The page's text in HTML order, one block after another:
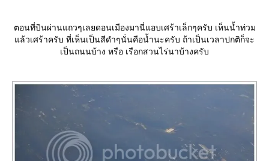
ตอนที่บินผ่านแถวๆเลยดอนเมืองมานี่แอบเศร้าเล็กๆครับ เห็นน้ำท่วม
ล้วเศร้าครับ ที่เห็นเป็นสีดำๆนั่นคือน้ำนะครับ ถ้าเป็นเวลาปกติก็จะ
เป็นถนนบ้าง หรือ เรือกสวนไร่นาบ้างครับ